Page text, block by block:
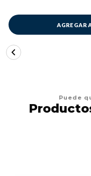
AGREGAR
Puede